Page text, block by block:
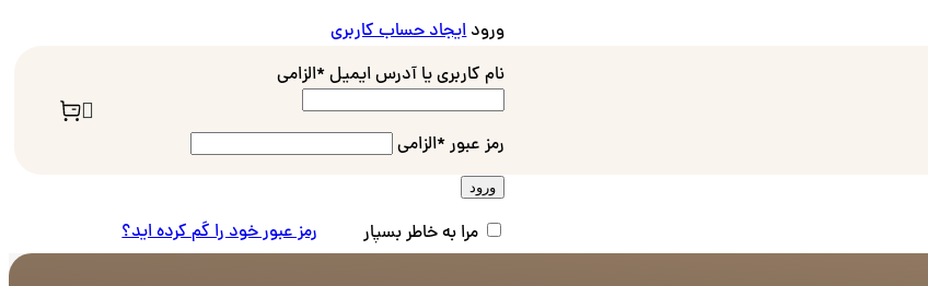
ورودایجاد حساب کاربری
نام کاربری یا آدرس ایمیل*الزامی
رمز عبور*الزامی
ورود
رمز عبور خود را گم کرده اید؟ مرا به خاطر بسپار